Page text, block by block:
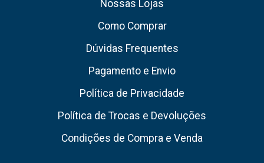
Nossas Lojas
Como Comprar
Dúvidas Frequentes
Pagamento e Envio
Política de Privacidade
Política de Trocas e Devoluções
Condições de Compra e Venda